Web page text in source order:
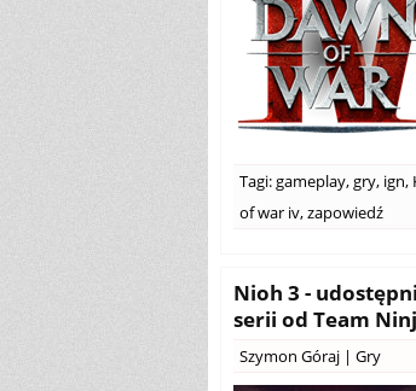
Tagi:gameplay,gry, ign,
of war iv,zapowiedź
Nioh 3 -
serii od Team
Szymon Góraj | Gry